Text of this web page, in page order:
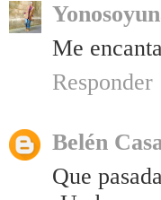
Me
Responder
Belén
Que